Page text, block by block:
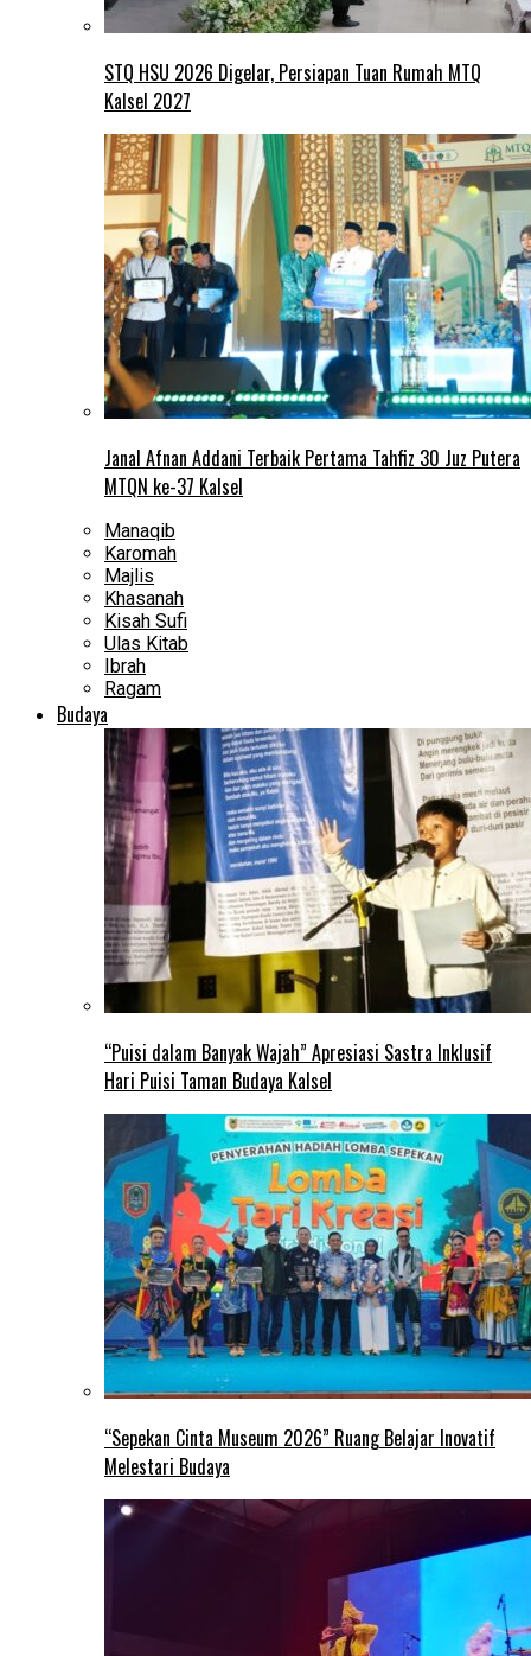
STQ HSU 2026 Digelar, Persiapan Tuan Rumah MTQ
Kalsel 2027
Janal Afnan Addani Terbaik Pertama Tahfiz 30 Juz Putera
MTQN ke-37 Kalsel
Manaqib
Karomah
Majlis
Khasanah
Kisah Sufi
Ulas Kitab
Ibrah
Ragam
Budaya
“Puisi dalam Banyak Wajah” Apresiasi Sastra Inklusif
Hari Puisi Taman Budaya Kalsel
“Sepekan Cinta Museum 2026” Ruang Belajar Inovatif
Melestari Budaya